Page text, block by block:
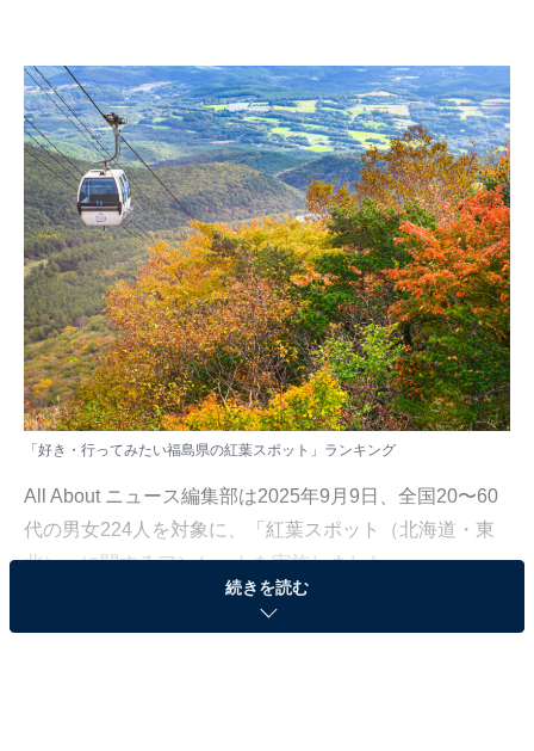
「好き・行ってみたい福島県の紅葉スポット」ランキング
All About ニュース編集部は2025年9月9日、全国20〜60
代の男女224人を対象に、「紅葉スポット（北海道・東
北）」に関するアンケートを実施しました。
その中から、「好き・行ってみたい福島県の紅葉スポッ
続きを読む